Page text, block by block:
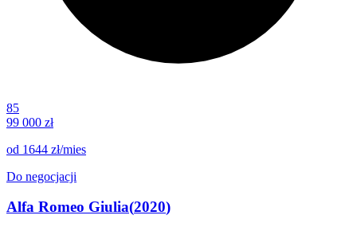
85
99 000 zł
od 1644 zł/mies
Do negocjacji
Alfa Romeo Giulia(2020)